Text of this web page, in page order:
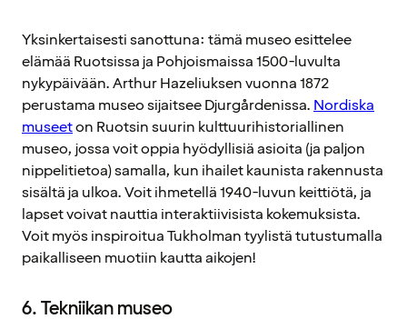
Yksinkertaisesti sanottuna: tämä museo esittelee
elämää Ruotsissa ja Pohjoismaissa 1500-luvulta
nykypäivään. Arthur Hazeliuksen vuonna 1872
perustama museo sijaitsee Djurgårdenissa. Nordiska
museeton Ruotsin suurin kulttuurihistoriallinen
museo, jossa voit oppia hyödyllisiä asioita (ja paljon
nippelitietoa) samalla, kun ihailet kaunista rakennusta
sisältä ja ulkoa. Voit ihmetellä 1940-luvun keittiötä, ja
lapset voivat nauttia interaktiivisista kokemuksista.
Voit myös inspiroitua Tukholman tyylistä tutustumalla
paikalliseen muotiin kautta aikojen!
6. Tekniikan museo